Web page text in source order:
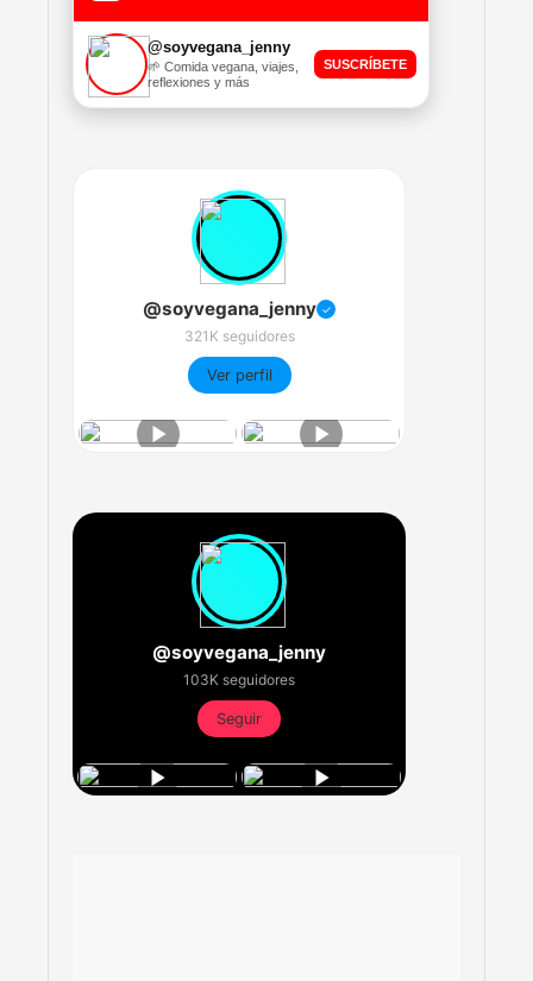
@soyvegana_jenny
🌱 Comida vegana, viajes,
reflexiones y más
SUSCRÍBETE
@soyvegana_jenny ✓
321K seguidores
Ver perfil
@soyvegana_jenny
103K seguidores
Seguir